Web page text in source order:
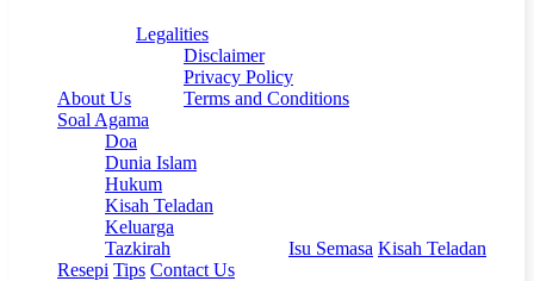
About Us
Legalities
Disclaimer
Privacy Policy
Terms and Conditions
Soal Agama
Doa
Dunia Islam
Hukum
Kisah Teladan
Keluarga
Tazkirah
Isu Semasa Kisah Teladan
Resepi Tips Contact Us